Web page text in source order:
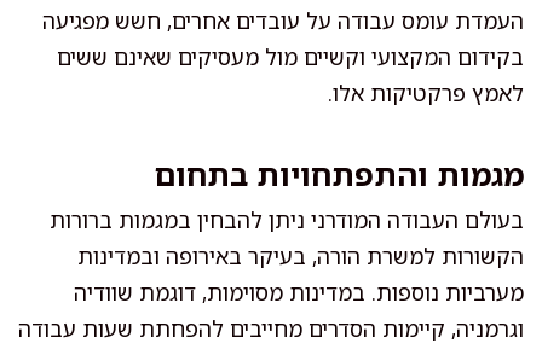
העמדת עומס עבודה על עובדים אחרים, חשש מפגיעה
בקידום המקצועי וקשיים מול מעסיקים שאינם ששים
לאמץ פרקטיקות אלו.
מגמות והתפתחויות בתחום
בעולם העבודה המודרני ניתן להבחין במגמות ברורות
הקשורות למשרת הורה, בעיקר באירופה ובמדינות
מערביות נוספות. במדינות מסוימות, דוגמת שוודיה
וגרמניה, קיימות הסדרים מחייבים להפחתת שעות עבודה